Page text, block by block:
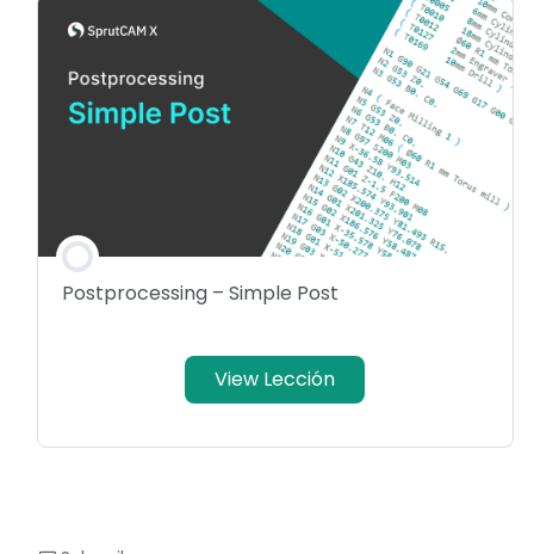
Postprocessing – Simple Post
View Lección